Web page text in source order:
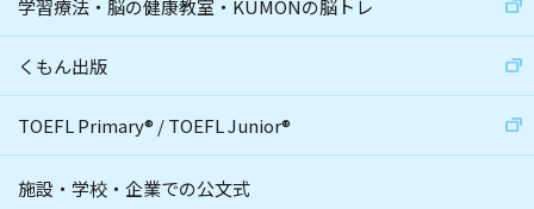
学習療法・脳の健康教室・KUMONの脳トレ
くもん出版
TOEFL Primary® /TOEFL Junior®
施設・学校・企業での公文式